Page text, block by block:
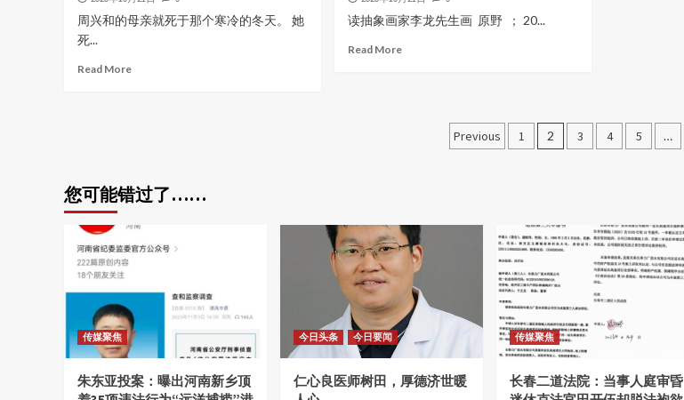
周兴和的母亲就死于那个寒冷的冬天。 她
死...
Read More
读抽象画家李龙先生画 原野 ； 20...
Read More
文
页
Previous 1 2 3 4 5 …
您可能错过了……
传媒聚焦
朱东亚投案：曝出河南新乡顶
今日头条 今日要闻
仁心良医师树田，厚德济世暖
传媒聚焦
长春二道法院：当事人庭审昏